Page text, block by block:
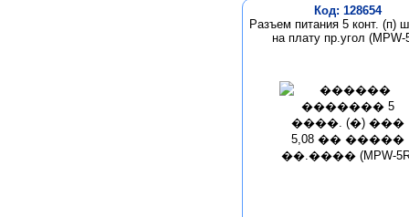
Код: 128654
Разъем питания 5 конт. (п)
на плату пр.угол (MPW-